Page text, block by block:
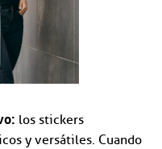
los stickers
y versátiles. Cuando